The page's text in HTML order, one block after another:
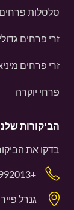
סלסלות פרחים
זרי פרחים
זרי פרחים
פרחי יוקרה
הביקורות
בדקו את
+972584992013
גנרל פייר קניג 10,